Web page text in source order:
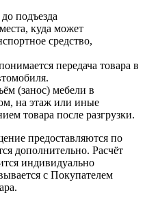
подъезда
куда может
средство,
передача товара в
(занос) мебели в
на этаж или иные
товара после разгрузки.
предоставляются по
дополнительно. Расчёт
индивидуально
с Покупателем